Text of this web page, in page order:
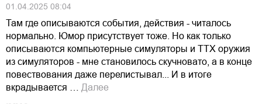
01.04.2025 08:04
Там где описываются события, действия - читалось
нормально. Юмор присутствует тоже. Но как только
описываются компьютерные симуляторы и ТТХ оружия
из симуляторов - мне становилось скучновато, а в конце
повествования даже перелистывал... И в итоге
вкрадывается …
Далее